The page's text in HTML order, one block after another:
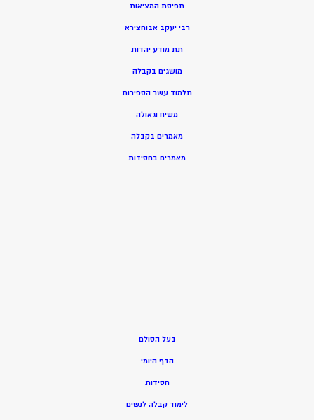
תפיסת המציאות
רבי יעקב אבוחצירא
תת מודע יהדות
מושגים בקבלה
תלמוד עשר הספירות
משיח וגאולה
מאמרים בקבלה
מאמרים בחסידות
בעל הסולם
הדף היומי
חסידות
לימוד קבלה לנשים